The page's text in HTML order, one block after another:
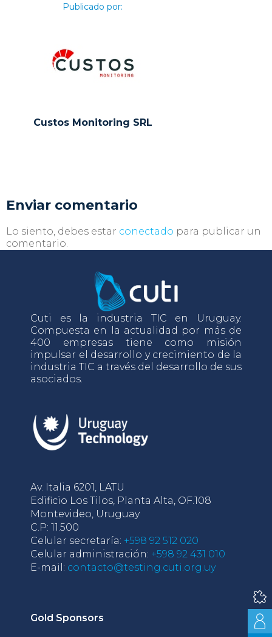
Publicado por:
Custos Monitoring SRL
Enviar comentario
Lo siento, debes estar conectado para publicar un
comentario.
Cuti es la industria TIC en Uruguay.
Compuesta en la actualidad por más de
400 empresas tiene como misión
impulsar el desarrollo y crecimiento de la
industria TIC a través del desarrollo de sus
asociados.
Av. Italia 6201, LATU
Edificio Los Tilos, Planta Alta, OF.108
Montevideo, Uruguay
C.P: 11.500
Celular secretaría: +598 92 512 020
Celular administración: +598 92 431 010
E-mail: contacto@testing.cuti.org.uy
Gold Sponsors